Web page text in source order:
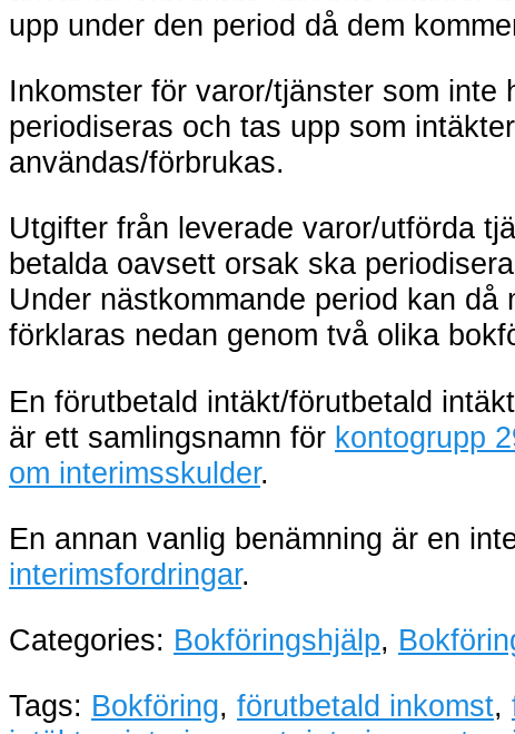
upp under den period då dem
Inkomster för varor/tjänster som
periodiseras och tas upp som
användas/förbrukas.
Utgifter från leverade varor/utförda
betalda oavsett orsak ska
Under nästkommande period kan
förklaras nedan genom två olika
En förutbetald intäkt/förutbetald
är ett samlingsnamn för kontogrupp
om interimsskulder.
En annan vanlig benämning är en
interimsfordringar.
Categories: Bokföringshjälp,
Tags: Bokföring, förutbetald inkomst,